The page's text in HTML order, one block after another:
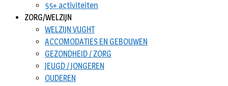
55+ activiteiten
ZORG/WELZIJN
WELZIJN VUGHT
ACCOMODATIES EN GEBOUWEN
GEZONDHEID / ZORG
JEUGD / JONGEREN
OUDEREN